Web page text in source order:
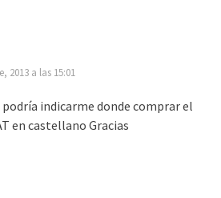
2013 a las 15:01
indicarme donde comprar el
en castellano Gracias